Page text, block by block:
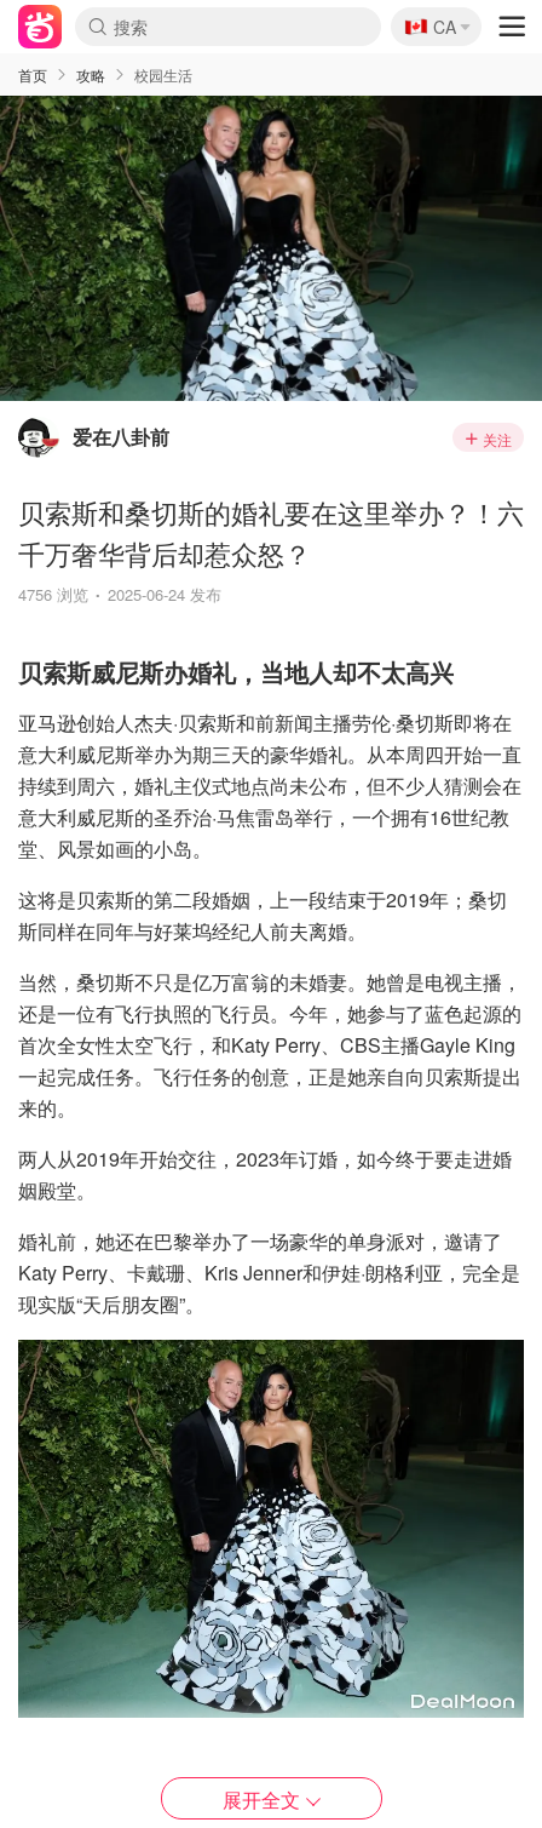
🇨🇦
CA
首页 攻略 校园生活
爱在八卦前 关注
贝索斯和桑切斯的婚礼要在这里举办？！六
千万奢华背后却惹众怒？
4756 浏览 2025-06-24 发布
贝索斯威尼斯办婚礼，当地人却不太高兴
亚马逊创始人杰夫·贝索斯和前新闻主播劳伦·桑切斯即将在
意大利威尼斯举办为期三天的豪华婚礼。从本周四开始一直
持续到周六，婚礼主仪式地点尚未公布，但不少人猜测会在
意大利威尼斯的圣乔治·马焦雷岛举行，一个拥有16世纪教
堂、风景如画的小岛。
这将是贝索斯的第二段婚姻，上一段结束于2019年；桑切
斯同样在同年与好莱坞经纪人前夫离婚。
当然，桑切斯不只是亿万富翁的未婚妻。她曾是电视主播，
还是一位有飞行执照的飞行员。今年，她参与了蓝色起源的
首次全女性太空飞行，和Katy Perry、CBS主播Gayle King
一起完成任务。飞行任务的创意，正是她亲自向贝索斯提出
来的。
两人从2019年开始交往，2023年订婚，如今终于要走进婚
姻殿堂。
婚礼前，她还在巴黎举办了一场豪华的单身派对，邀请了
Katy Perry、卡戴珊、Kris Jenner和伊娃·朗格利亚，完全是
现实版“天后朋友圈”。
婚礼规模盛大，费用吓人但也很“吓人”
展开全文